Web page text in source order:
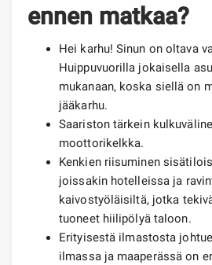
ennen matkaa?
Hei karhu! Sinun on oltava
Huippuvuorilla jokaisella
mukanaan, koska siellä on
jääkarhu.
Saariston tärkein
moottorikelkka.
Kenkien riisuminen
joissakin hotelleissa ja
kaivostyöläisiltä, ​​jotka
tuoneet hiilipölyä taloon.
Erityisestä ilmastosta
ilmassa ja maaperässä on